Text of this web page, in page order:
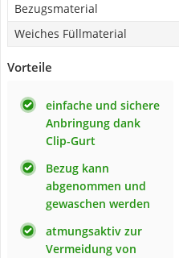
Bezugsmaterial
Weiches Füllmaterial
Vorteile
einfache und sichere
Anbringung dank
Clip-Gurt
Bezug kann
abgenommen und
gewaschen werden
atmungsaktiv zur
Vermeidung von